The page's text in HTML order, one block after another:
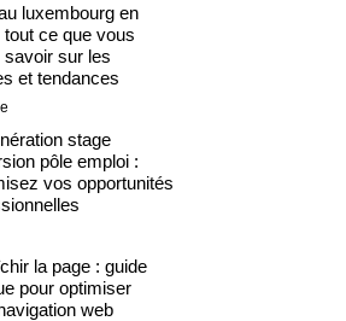
luxembourg en
tout ce que vous
savoir sur les
et tendances
stage
pôle emploi :
vos opportunités
la page : guide
pour optimiser
web